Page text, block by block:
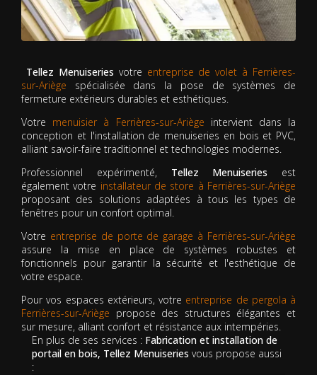
Tellez Menuiseries votre entreprise de volet à Ferrières-
sur-Ariège spécialisée dans la pose de systèmes de
fermeture extérieurs durables et esthétiques.
Votre menuisier à Ferrières-sur-Ariège intervient dans la
conception et l'installation de menuiseries en bois et PVC,
alliant savoir-faire traditionnel et technologies modernes.
Professionnel expérimenté, Tellez Menuiseries est
également votre installateur de store à Ferrières-sur-Ariège
proposant des solutions adaptées à tous les types de
fenêtres pour un confort optimal.
Votre entreprise de porte de garage à Ferrières-sur-Ariège
assure la mise en place de systèmes robustes et
fonctionnels pour garantir la sécurité et l'esthétique de
votre espace.
Pour vos espaces extérieurs, votre entreprise de pergola à
Ferrières-sur-Ariège propose des structures élégantes et
sur mesure, alliant confort et résistance aux intempéries.
En plus de ses services : Fabrication et installation de
portail en bois, Tellez Menuiseries vous propose aussi
: